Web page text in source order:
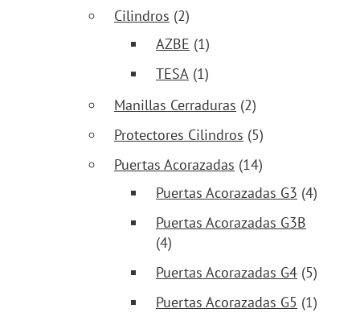
Cilindros (2)
AZBE (1)
TESA (1)
Manillas Cerraduras (2)
Protectores Cilindros (5)
Puertas Acorazadas (14)
Puertas Acorazadas G3 (4)
Puertas Acorazadas G3B
(4)
Puertas Acorazadas G4 (5)
Puertas Acorazadas G5 (1)